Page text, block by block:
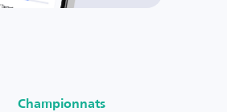
Championnats